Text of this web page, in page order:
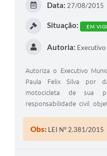
Data: 27/08/2015
Situação: EM
Autoria: Executivo
Autoriza o Executivo
Paula Felix Silva por
motocicleta de sua
responsabilidade civil
Obs: LEI Nº 2.381/2015